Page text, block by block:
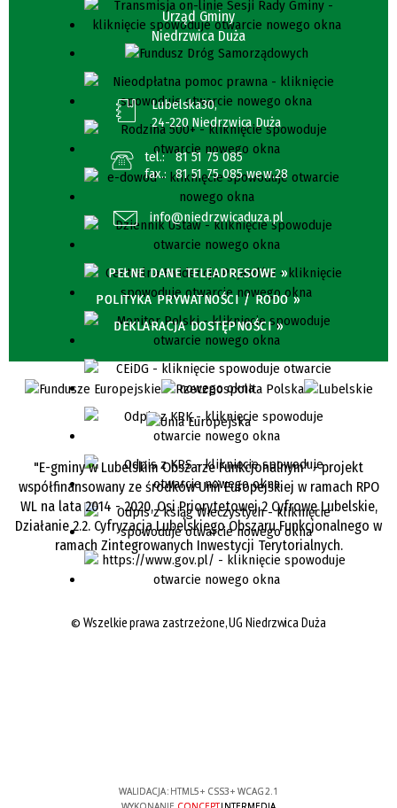
Urząd Gminy
Niedrzwica Duża
Lubelska30,
24-220 Niedrzwica Duża
tel.:
81 51 75 085
fax.:
81 51 75 085 wew.28
info@niedrzwicaduza.pl
PEŁNE DANE TELEADRESOWE »
POLITYKA PRYWATNOŚCI / RODO »
DEKLARACJA DOSTĘPNOŚCI »
"E-gminy w Lubelskim Obszarze Funkcjonalnym" - projekt
współfinansowany ze środków Unii Europejskiej w ramach RPO
WL na lata 2014 - 2020, Osi Priorytetowej 2 Cyfrowe Lubelskie,
Działanie 2.2. Cyfryzacja Lubelskiego Obszaru Funkcjonalnego w
ramach Zintegrowanych Inwestycji Terytorialnych.
©Wszelkie prawa zastrzeżone, UG Niedrzwica Duża
WALIDACJA: HTML5+ CSS3+ WCAG 2.1